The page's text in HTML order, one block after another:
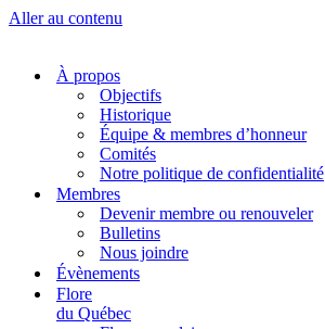
Aller au contenu
À propos
Objectifs
Historique
Équipe & membres d’honneur
Comités
Notre politique de confidentialité
Membres
Devenir membre ou renouveler
Bulletins
Nous joindre
Évènements
Flore
du Québec